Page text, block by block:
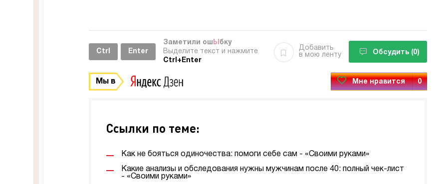
Ctrl Enter
Заметили ош Ы бку
Выделите текст и нажмите
Ctrl+Enter
Добавить
в мою ленту
Обсудить (0)
Мы в Мне нравится 0
Ссылки по теме:
Как не бояться одиночества: помоги себе сам - «Своими руками»
Какие анализы и обследования нужны мужчинам после 40: полный чек-лист
- «Своими руками»